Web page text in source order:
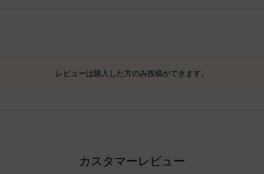
レビューは購入した方のみ投稿ができます。
カスタマーレビュー